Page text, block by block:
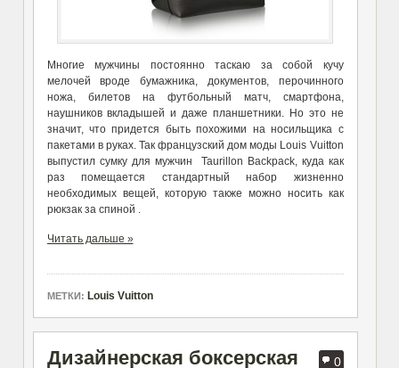
Многие мужчины постоянно таскаю за собой кучу
мелочей вроде бумажника, документов, перочинного
ножа, билетов на футбольный матч, смартфона,
наушников вкладышей и даже планшетники. Но это не
значит, что придется быть похожими на носильщика с
пакетами в руках. Так французский дом моды Louis Vuitton
выпустил сумку для мужчин Taurillon Backpack, куда как
раз помещается стандартный набор жизненно
необходимых вещей, которую также можно носить как
рюкзак за спиной .
Читать дальше »
МЕТКИ: Louis Vuitton
0
Дизайнерская боксерская